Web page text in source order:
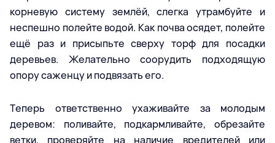
корневую систему землёй, слегка утрамбуйте и
неспешно полейте водой. Как почва осядет, полейте
ещё раз и присыпьте сверху торф для посадки
деревьев. Желательно соорудить подходящую
опору саженцу и подвязать его.
Теперь ответственно ухаживайте за молодым
деревом: поливайте, подкармливайте, обрезайте
ветки, проверяйте на наличие вредителей или